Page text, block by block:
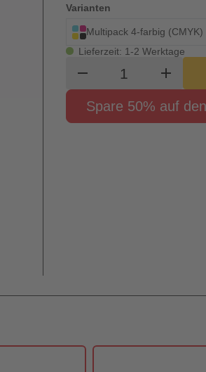
Varianten
Multipack 4-farbig (CMYK)
Lieferzeit: 1-2 Werktage
remove Produktadd
Spare 50% auf